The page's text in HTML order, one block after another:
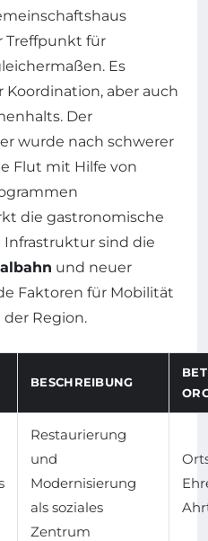
Treffpunkt für
Es
aber auch
Der
wurde nach schwerer
Flut mit Hilfe von
die gastronomische
Infrastruktur sind die
und neuer
Faktoren für Mobilität
Region.
BESCHREIBUNG
Restaurierung
und
Modernisierung
als soziales
Zentrum